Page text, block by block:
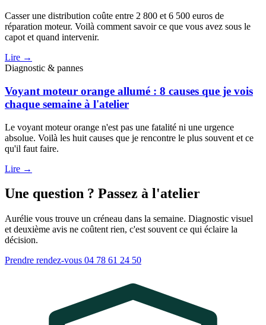
Casser une distribution coûte entre 2 800 et 6 500 euros de
réparation moteur. Voilà comment savoir ce que vous avez sous le
capot et quand intervenir.
Lire →
Diagnostic & pannes
Voyant moteur orange allumé : 8 causes que je vois
chaque semaine à l'atelier
Le voyant moteur orange n'est pas une fatalité ni une urgence
absolue. Voilà les huit causes que je rencontre le plus souvent et ce
qu'il faut faire.
Lire →
Une question ? Passez à l'atelier
Aurélie vous trouve un créneau dans la semaine. Diagnostic visuel
et deuxième avis ne coûtent rien, c'est souvent ce qui éclaire la
décision.
Prendre rendez-vous 04 78 61 24 50